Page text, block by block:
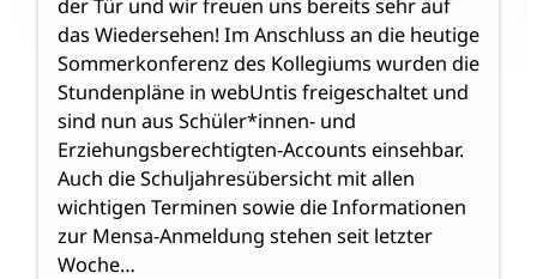
der Tür und wir freuen uns bereits sehr auf
das Wiedersehen! Im Anschluss an die heutige
Sommerkonferenz des Kollegiums wurden die
Stundenpläne in webUntis freigeschaltet und
sind nun aus Schüler*innen- und
Erziehungsberechtigten-Accounts einsehbar.
Auch die Schuljahresübersicht mit allen
wichtigen Terminen sowie die Informationen
zur Mensa-Anmeldung stehen seit letzter
Woche…